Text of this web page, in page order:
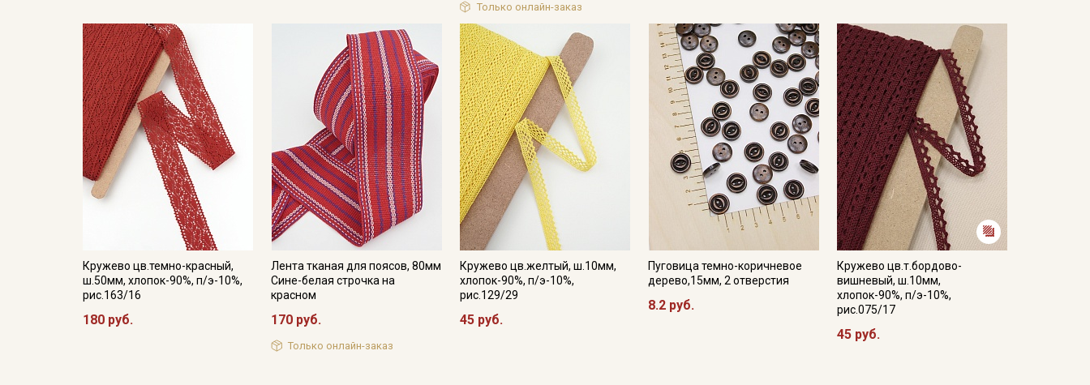
Только онлайн-заказ
Кружево цв.темно-красный,
ш.50мм, хлопок-90%, п/э-10%,
рис.163/16
180 руб.
Лента тканая для поясов, 80мм
Сине-белая строчка на
красном
170 руб.
Только онлайн-заказ
Кружево цв.желтый, ш.10мм,
хлопок-90%, п/э-10%,
рис.129/29
45 руб.
Пуговица темно-коричневое
дерево,15мм, 2 отверстия
8.2 руб.
Кружево цв.т.бордово-
вишневый, ш.10мм,
хлопок-90%, п/э-10%,
рис.075/17
45 руб.